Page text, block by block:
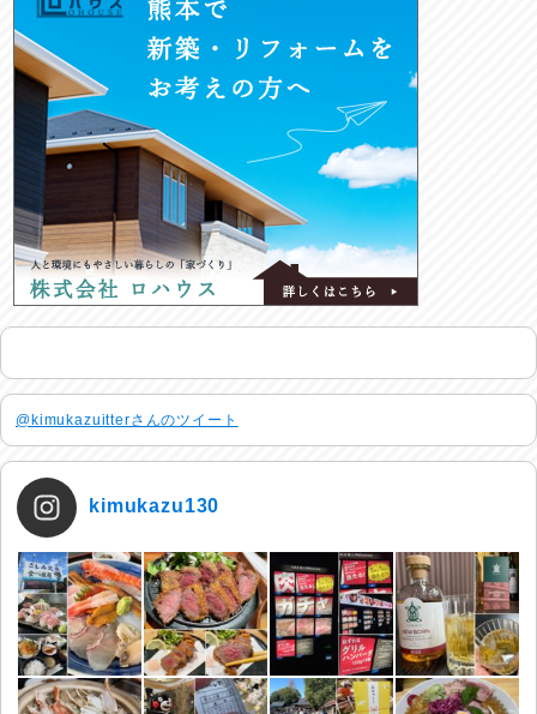
@kimukazuitterさんのツイート
kimukazu130